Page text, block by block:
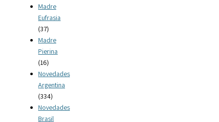
Madre
Eufrasia
(37)
Madre
Pierina
(16)
Novedades
Argentina
(334)
Novedades
Brasil